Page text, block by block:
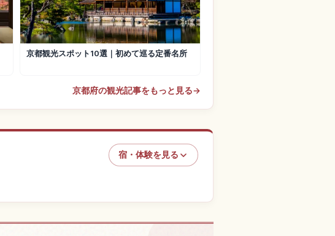
京都観光スポット10選｜初めて巡る定番名所
京都府の観光記事をもっと見る→
宿・体験を見る